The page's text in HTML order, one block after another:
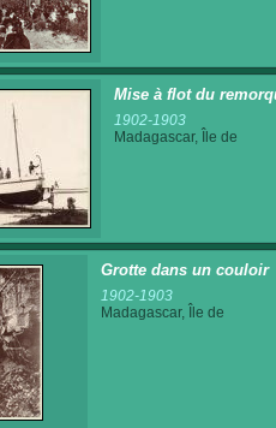
Mise à flot du
1902-1903
Madagascar, Île de
Grotte dans un couloir
1902-1903
Madagascar, Île de